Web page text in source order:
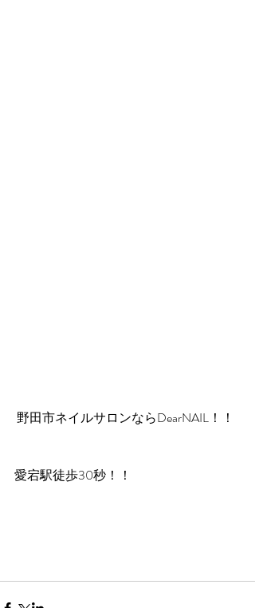
野田市ネイルサロンならDearNAIL！！
愛宕駅徒歩30秒！！